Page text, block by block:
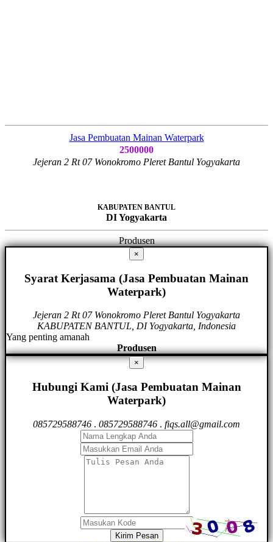
Jasa Pembuatan Mainan Waterpark
2500000
Jejeran 2 Rt 07 Wonokromo Pleret Bantul Yogyakarta
KABUPATEN BANTUL
DI Yogyakarta
Produsen
×
Syarat Kerjasama (Jasa Pembuatan Mainan
Waterpark)
Jejeran 2 Rt 07 Wonokromo Pleret Bantul Yogyakarta
KABUPATEN BANTUL, DI Yogyakarta, Indonesia
Yang penting amanah
Produsen
×
Hubungi Kami (Jasa Pembuatan Mainan
Waterpark)
085729588746 . 085729588746 . fiqs.all@gmail.com
Kirim Pesan